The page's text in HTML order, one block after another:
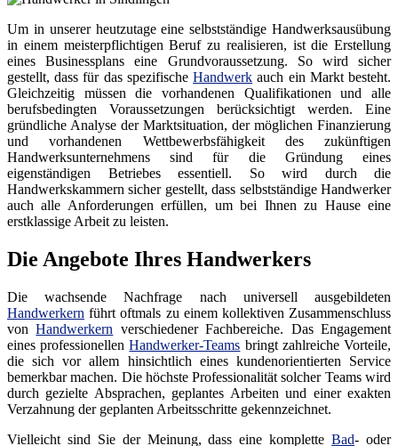
Um in unserer heutzutage eine selbstständige Handwerksausübung
in einem meisterpflichtigen Beruf zu realisieren, ist die Erstellung
eines Businessplans eine Grundvoraussetzung. So wird sicher
gestellt, dass für das spezifischeHandwerk auch ein Markt besteht.
Gleichzeitig müssen die vorhandenen Qualifikationen und alle
berufsbedingten Voraussetzungen berücksichtigt werden. Eine
gründliche Analyse der Marktsituation, der möglichen Finanzierung
und vorhandenen Wettbewerbsfähigkeit des zukünftigen
Handwerksunternehmens sind für die Gründung eines
eigenständigen Betriebes essentiell. So wird durch die
Handwerkskammern sicher gestellt, dass selbstständige Handwerker
auch alle Anforderungen erfüllen, um bei Ihnen zu Hause eine
erstklassige Arbeit zu leisten.
Die Angebote Ihres Handwerkers
Die wachsende Nachfrage nach universell ausgebildeten
Handwerkern führt oftmals zu einem kollektiven Zusammenschluss
vonHandwerkern verschiedener Fachbereiche. Das Engagement
eines professionellenHandwerker-Teams bringt zahlreiche Vorteile,
die sich vor allem hinsichtlich eines kundenorientierten Service
bemerkbar machen. Die höchste Professionalität solcher Teams wird
durch gezielte Absprachen, geplantes Arbeiten und einer exakten
Verzahnung der geplanten Arbeitsschritte gekennzeichnet.
Vielleicht sind Sie der Meinung, dass eine kompletteBad- oder